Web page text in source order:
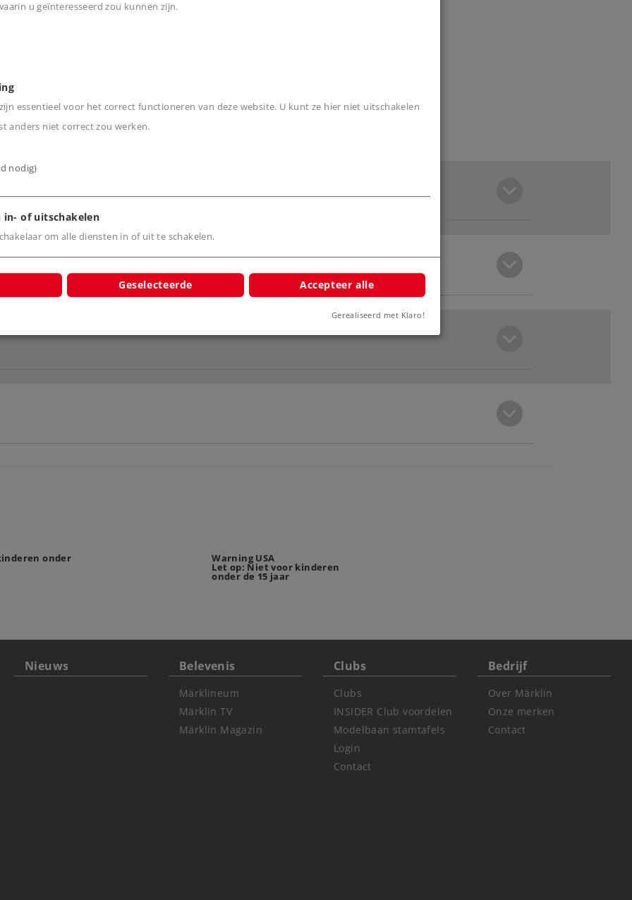
en neer beweegbare
licht- en
onder Warning USA
Let op: Niet voor kinderen
onder de 15 jaar
Nieuws Belevenis
Märklineum
Märklin TV
Märklin Magazin
Clubs
Clubs
INSIDER Club voordelen
Modelbaan stamtafels
Login
Contact
Bedrijf
Over Märklin
Onze merken
Contact
u geïnteresseerd zou kunnen zijn.
essentieel voor het correct functioneren van deze website. U kunt ze hier niet uitschakelen
anders niet correct zou werken.
nodig)
in- of uitschakelen
om alle diensten in of uit te schakelen.
Geselecteerde Accepteer alle
Gerealiseerd met Klaro!